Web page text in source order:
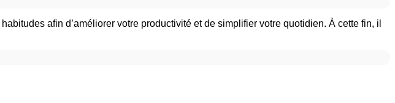
afin d’améliorer votre productivité et de simplifier votre quotidien. À cette fin, il